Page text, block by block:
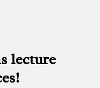
lecture